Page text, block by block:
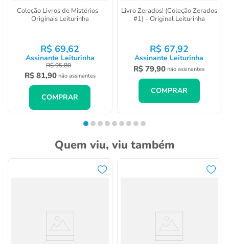
Coleção Livros de Mistérios -
Originais Leiturinha
R$ 69,62
Assinante Leiturinha
R$95,80
R$ 81,90 não assinantes
COMPRAR
Livro Zerados! (Coleção Zerados
#1) - Original Leiturinha
R$ 67,92
Assinante Leiturinha
R$ 79,90 não assinantes
COMPRAR
Quem viu, viu também